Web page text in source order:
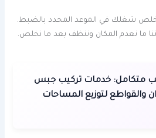
شغلك في الموعد المحدد بالضبط.
ما نعدم المكان وننظف بعد ما نخلص.
متكامل: خدمات تركيب جبس
والقواطع لتوزيع المساحات